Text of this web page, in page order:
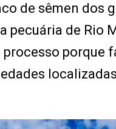
de sêmen dos
pecuária de Rio
porque